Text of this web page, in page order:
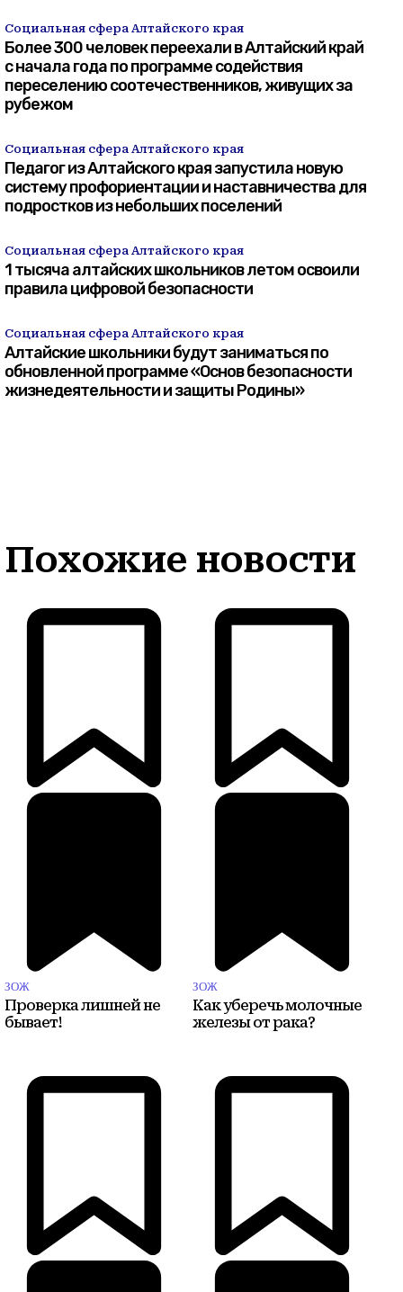
Социальная сфера Алтайского края
Более 300 человек переехали в Алтайский край
с начала года по программе содействия
переселению соотечественников, живущих за
рубежом
Социальная сфера Алтайского края
Педагог из Алтайского края запустила новую
систему профориентации и наставничества для
подростков из небольших поселений
Социальная сфера Алтайского края
1 тысяча алтайских школьников летом освоили
правила цифровой безопасности
Социальная сфера Алтайского края
Алтайские школьники будут заниматься по
обновленной программе «Основ безопасности
жизнедеятельности и защиты Родины»
Похожие новости
ЗОЖ
Проверка лишней не
бывает!
ЗОЖ
Как уберечь молочные
железы от рака?